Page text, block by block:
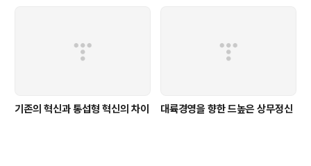
기존의 혁신과 통섭형 혁신의 차이 대륙경영을 향한 드높은 상무정신